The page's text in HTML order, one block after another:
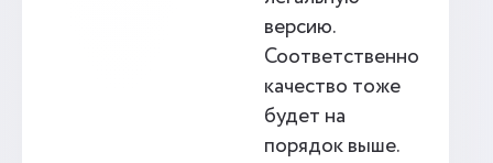
версию.
Соответственно
качество тоже
будет на
порядок выше.